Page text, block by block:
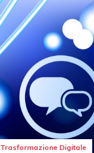
Trasformazione Digitale